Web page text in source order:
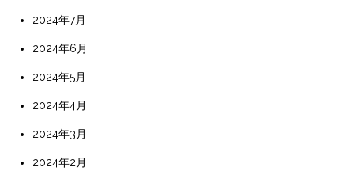
2024年7月
2024年6月
2024年5月
2024年4月
2024年3月
2024年2月